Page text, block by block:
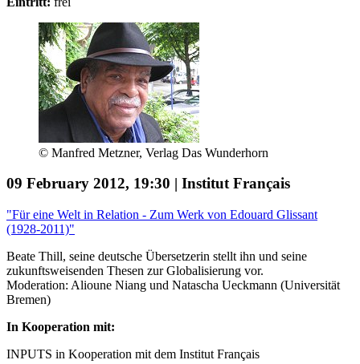
© Manfred Metzner, Verlag Das Wunderhorn
09 February 2012, 19:30 | Institut Français
"Für eine Welt in Relation - Zum Werk von Edouard Glissant
(1928-2011)"
Beate Thill, seine deutsche Übersetzerin stellt ihn und seine
zukunftsweisenden Thesen zur Globalisierung vor.
Moderation: Alioune Niang und Natascha Ueckmann (Universität
Bremen)
In Kooperation mit:
INPUTS in Kooperation mit dem Institut Français